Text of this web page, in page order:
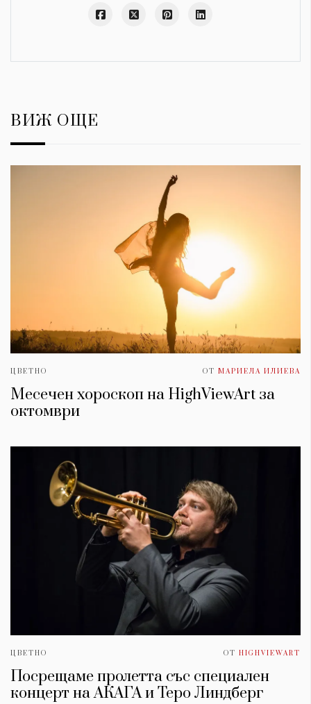
ВИЖ ОЩЕ
ЦВЕТНО ОТ МАРИЕЛА ИЛИЕВА
Месечен хороскоп на HighViewArt за
oктомври
ЦВЕТНО ОТ HIGHVIEWART
Посрещаме пролетта със специален
концерт на АКАГА и Теро Линдберг